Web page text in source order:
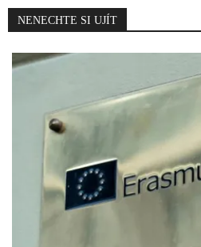
NENECHTE SI UJÍT